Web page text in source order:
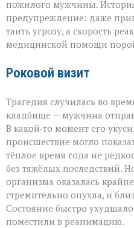
пожилого мужчины.
предупреждение: даже
таить угрозу, а скорость
медицинской помощи
Роковой визит
Трагедия случилась во
кладбище — мужчина
В какой‑то момент его
происшествие могло
тёплое время года не
без тяжёлых последствий.
организма оказалась
стремительно опухла, и
Состояние быстро
поместили в реанимацию.